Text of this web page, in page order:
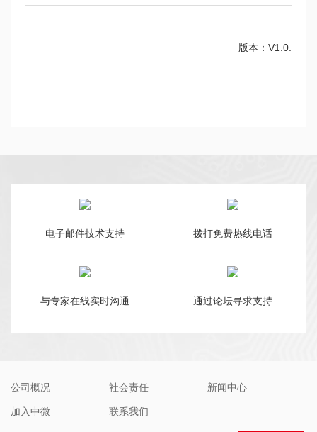
版本：V1.0.0
电子邮件技术支持 拨打免费热线电话
与专家在线实时沟通 通过论坛寻求支持
公司概况 社会责任 新闻中心
加入中微 联系我们